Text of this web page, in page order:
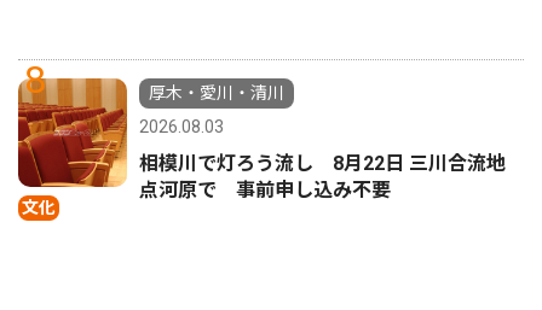
8
文化
厚木・愛川・清川
2026.08.03
相模川で灯ろう流し 8月22日 三川合流地
点河原で 事前申し込み不要